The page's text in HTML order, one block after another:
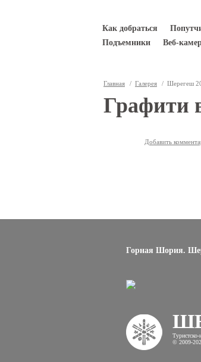
Как добраться
Подъемники
Веб-
Вы здесь
Главная / Галерея / Шерегеш
Графити
Добавить
Горная Шория.
© 2009-